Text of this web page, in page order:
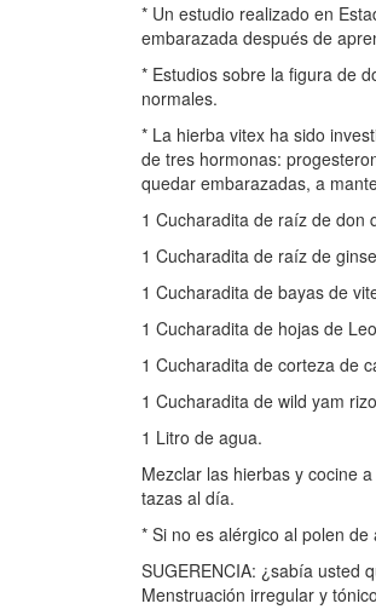
* Un estudio realizado en
embarazada después de
* Estudios sobre la figura de
normales.
* La hierba vitex ha sido
de tres hormonas:
quedar embarazadas, a
1 Cucharadita de raíz de don
1 Cucharadita de raíz de
1 Cucharadita de bayas de
1 Cucharadita de hojas de
1 Cucharadita de corteza de
1 Cucharadita de wild yam
1 Litro de agua.
Mezclar las hierbas y cocine
tazas al día.
* Si no es alérgico al polen
SUGERENCIA: ¿sabía usted
Menstruación irregular y